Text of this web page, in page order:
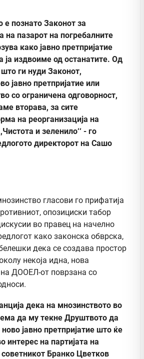
е познато Законот за
на пазарот на погребалните
како јавно претпријатие
ја издвоиме од останатите. Од
ги нуди Законот,
јавно претпријатие или
со ограничена одговорност,
вторава, за сите
на реорганизација на
и зеленило‘‘ - го
директорот на Сашо
гласови го прифатија
опозициски табор
во правец на начелно
како законска обврска,
дека се создава простор
некоја идна, нова
ДООЕЛ-от поврзана со
дека на мнозинството во
да му текне Друштвото да
јавно претпријатие што ќе
интерес на партијата на
Бранко Цветков